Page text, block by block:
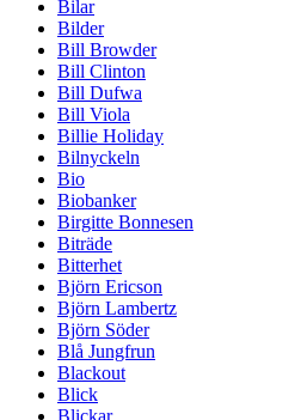
Bilar
Bilder
Bill Browder
Bill Clinton
Bill Dufwa
Bill Viola
Billie Holiday
Bilnyckeln
Bio
Biobanker
Birgitte Bonnesen
Biträde
Bitterhet
Björn Ericson
Björn Lambertz
Björn Söder
Blå Jungfrun
Blackout
Blick
Blickar